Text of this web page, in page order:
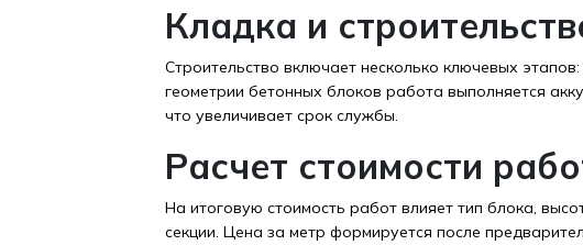
Кладка и
Строительство включает несколько ключевых
геометрии бетонных блоков работа выполняется
что увеличивает срок службы.
Расчет стоимости
На итоговую стоимость работ влияет тип блока,
секции. Цена за метр формируется после